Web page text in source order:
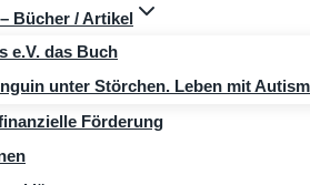
Bücher / Artikel
e.V. das Buch
unter Störchen. Leben mit
Förderung